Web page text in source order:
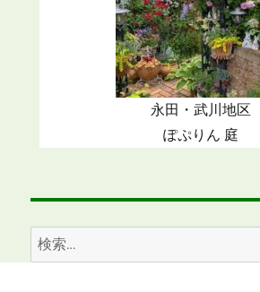
永田・武川地区
ぽぷりん 庭
検
索: